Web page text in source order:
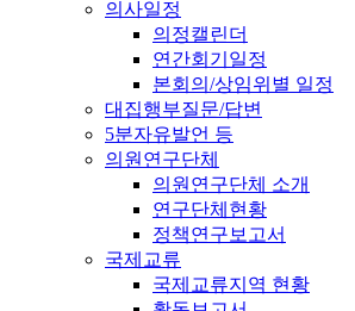
의사일정
의정캘린더
연간회기일정
본회의/상임위별 일정
대집행부질문/답변
5분자유발언 등
의원연구단체
의원연구단체 소개
연구단체현황
정책연구보고서
국제교류
국제교류지역 현황